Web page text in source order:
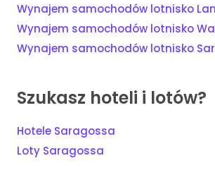
Wynajem samochodów lotnisko
Wynajem samochodów lotnisko
Wynajem samochodów lotnisko
Szukasz hoteli i lotów?
Hotele Saragossa
Loty Saragossa